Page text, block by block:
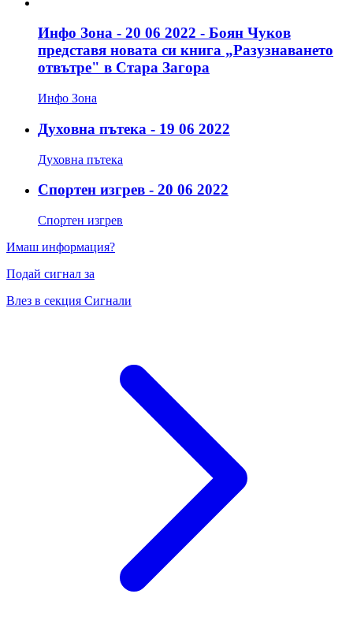
Инфо Зона - 20 06 2022 - Боян Чуков
представя новата си книга „Разузнаването
отвътре" в Стара Загора
Инфо Зона
Духовна пътека - 19 06 2022
Духовна пътека
Спортен изгрев - 20 06 2022
Спортен изгрев
Имаш информация?
Подай сигнал за
Влез в секция Сигнали